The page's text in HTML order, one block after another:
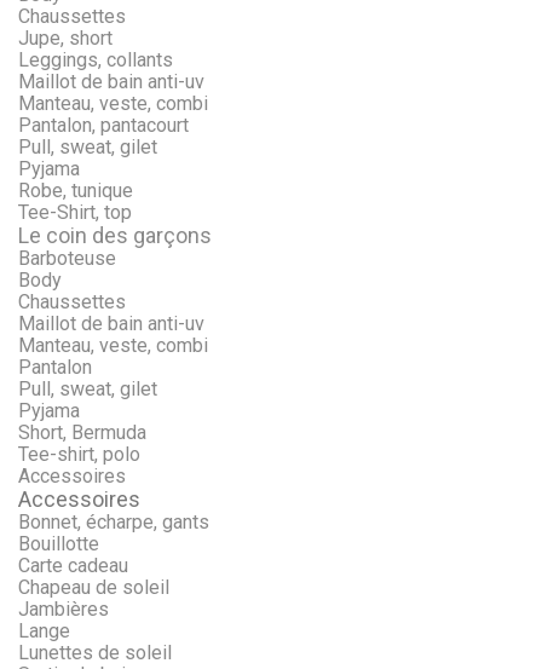
Chaussettes
Jupe, short
Leggings, collants
Maillot de bain anti-uv
Manteau, veste, combi
Pantalon, pantacourt
Pull, sweat, gilet
Pyjama
Robe, tunique
Tee-Shirt, top
Le coin des garçons
Barboteuse
Body
Chaussettes
Maillot de bain anti-uv
Manteau, veste, combi
Pantalon
Pull, sweat, gilet
Pyjama
Short, Bermuda
Tee-shirt, polo
Accessoires
Accessoires
Bonnet, écharpe, gants
Bouillotte
Carte cadeau
Chapeau de soleil
Jambières
Lange
Lunettes de soleil